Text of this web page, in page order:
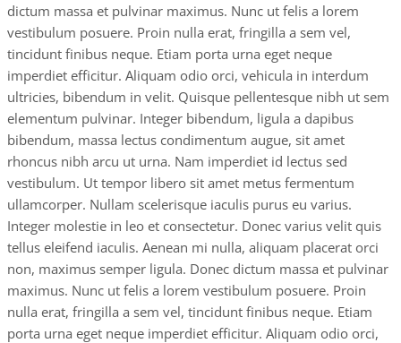
dictum massa et pulvinar maximus. Nunc ut felis a lorem
vestibulum posuere. Proin nulla erat, fringilla a sem vel,
tincidunt finibus neque. Etiam porta urna eget neque
imperdiet efficitur. Aliquam odio orci, vehicula in interdum
ultricies, bibendum in velit. Quisque pellentesque nibh ut sem
elementum pulvinar. Integer bibendum, ligula a dapibus
bibendum, massa lectus condimentum augue, sit amet
rhoncus nibh arcu ut urna. Nam imperdiet id lectus sed
vestibulum. Ut tempor libero sit amet metus fermentum
ullamcorper. Nullam scelerisque iaculis purus eu varius.
Integer molestie in leo et consectetur. Donec varius velit quis
tellus eleifend iaculis. Aenean mi nulla, aliquam placerat orci
non, maximus semper ligula. Donec dictum massa et pulvinar
maximus. Nunc ut felis a lorem vestibulum posuere. Proin
nulla erat, fringilla a sem vel, tincidunt finibus neque. Etiam
porta urna eget neque imperdiet efficitur. Aliquam odio orci,